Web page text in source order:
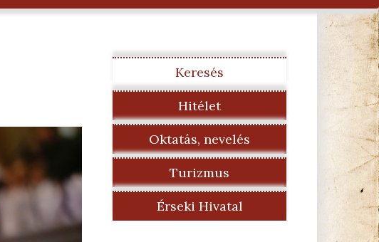
Keresés
Hitélet
Oktatás, nevelés
Turizmus
Érseki Hivatal